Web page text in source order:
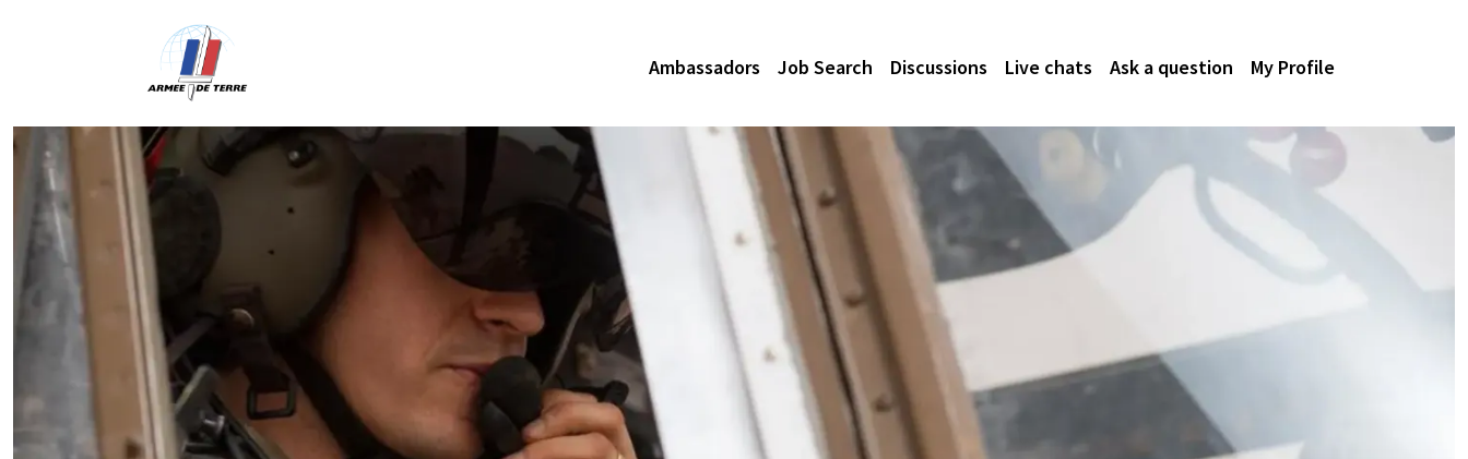
Ambassadors Job Search Discussions Live chats Ask a question My Profile